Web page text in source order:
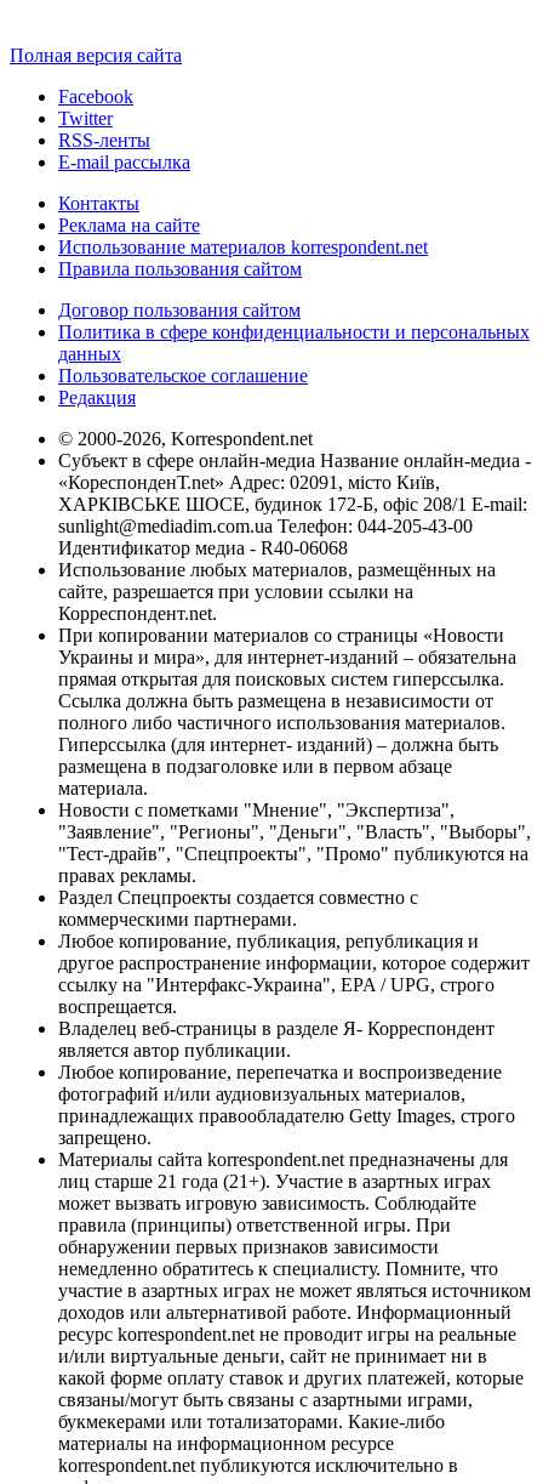
Полная версия сайта
Facebook
Twitter
RSS-ленты
E-mail рассылка
Контакты
Реклама на сайте
Использование материалов korrespondent.net
Правила пользования сайтом
Договор пользования сайтом
Политика в сфере конфиденциальности и персональных
данных
Пользовательское соглашение
Редакция
© 2000-2026, Korrespondent.net
Субъект в сфере онлайн-медиа Название онлайн-медиа -
«КореспонденТ.net» Адрес: 02091, місто Київ,
ХАРКІВСЬКЕ ШОСЕ, будинок 172-Б, офіс 208/1 E-mail:
sunlight@mediadim.com.ua Телефон: 044-205-43-00
Идентификатор медиа - R40-06068
Использование любых материалов, размещённых на
сайте, разрешается при условии ссылки на
Корреспондент.net.
При копировании материалов со страницы «Новости
Украины и мира», для интернет-изданий – обязательна
прямая открытая для поисковых систем гиперссылка.
Ссылка должна быть размещена в независимости от
полного либо частичного использования материалов.
Гиперссылка (для интернет- изданий) – должна быть
размещена в подзаголовке или в первом абзаце
материала.
Новости с пометками "Мнение", "Экспертиза",
"Заявление", "Регионы", "Деньги", "Власть", "Выборы",
"Тест-драйв", "Спецпроекты", "Промо" публикуются на
правах рекламы.
Раздел Спецпроекты создается совместно с
коммерческими партнерами.
Любое копирование, публикация, републикация и
другое распространение информации, которое содержит
ссылку на "Интерфакс-Украина", EPA / UPG, строго
воспрещается.
Владелец веб-страницы в разделе Я- Корреспондент
является автор публикации.
Любое копирование, перепечатка и воспроизведение
фотографий и/или аудиовизуальных материалов,
принадлежащих правообладателю Getty Images, строго
запрещено.
Материалы сайта korrespondent.net предназначены для
лиц старше 21 года (21+). Участие в азартных играх
может вызвать игровую зависимость. Соблюдайте
правила (принципы) ответственной игры. При
обнаружении первых признаков зависимости
немедленно обратитесь к специалисту. Помните, что
участие в азартных играх не может являться источником
доходов или альтернативой работе. Информационный
ресурс korrespondent.net не проводит игры на реальные
и/или виртуальные деньги, сайт не принимает ни в
какой форме оплату ставок и других платежей, которые
связаны/могут быть связаны с азартными играми,
букмекерами или тотализаторами. Какие-либо
материалы на информационном ресурсе
korrespondent.net публикуются исключительно в